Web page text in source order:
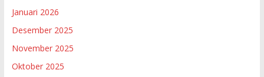
Januari 2026
Desember 2025
November 2025
Oktober 2025